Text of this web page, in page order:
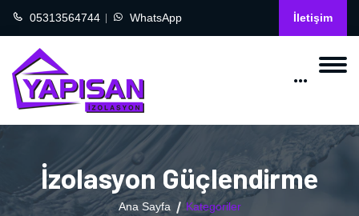
05313564744 WhatsApp İletişim
İzolasyon Güçlendirme
Ana Sayfa Kategoriler